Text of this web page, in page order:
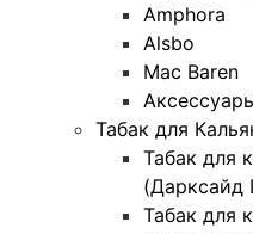
Amphora
Alsbo
Mac Baren
Табак для
Табак для
(Дарксайд
Табак для